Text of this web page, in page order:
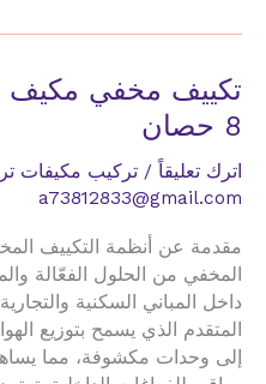
تركيب
مكيفات
9
طن
تكييف مخفي مكيف
8 حصان
اترك تعليقاً / تركيب مكيفات
a73812833@gmail.com
مقدمة عن أنظمة التكييف
المخفي من الحلول الفعّالة
داخل المباني السكنية
المتقدم الذي يسمح بتوزيع
إلى وحدات مكشوفة، مما